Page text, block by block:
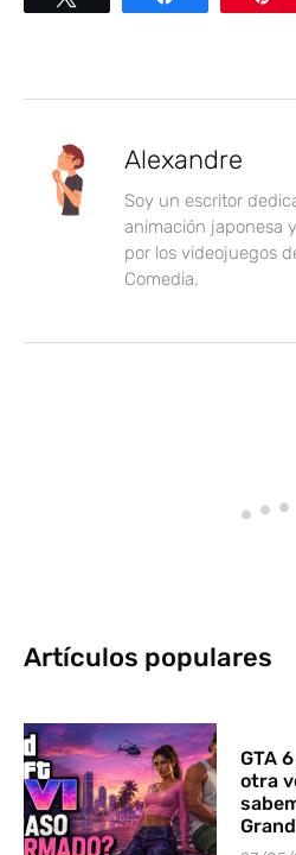
Alexandre
Soy un escritor
animación japonesa
por los videojuegos
Comedia.
Artículos populares
GTA
otra